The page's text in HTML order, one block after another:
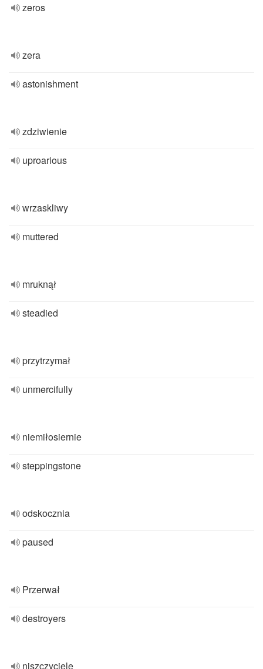
zeros
zera
astonishment
zdziwienie
uproarious
wrzaskliwy
muttered
mruknął
steadied
przytrzymał
unmercifully
niemiłosiernie
steppingstone
odskocznia
paused
Przerwał
destroyers
niszczyciele